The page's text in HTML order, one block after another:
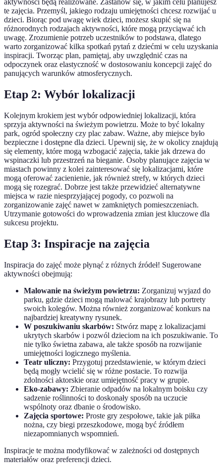
aktywności będą realizowane. Zastanów się, w jakim celu planujesz
te zajęcia. Przemyśl, jakiego rodzaju umiejętności chcesz rozwijać u
dzieci. Biorąc pod uwagę wiek dzieci, możesz skupić się na
różnorodnych rodzajach aktywności, które mogą przyciąwać ich
uwagę. Zrozumienie potrzeb uczestników to podstawa, dlatego
warto zorganizować kilka spotkań pytań z dziećmi w celu uzyskania
inspiracji. Tworząc plan, pamiętaj, aby uwzględnić czas na
odpoczynek oraz elastyczność w dostosowaniu koncepcji zajęć do
panujących warunków atmosferycznych.
Etap 2: Wybór lokalizacji
Kolejnym krokiem jest wybór odpowiedniej lokalizacji, która
sprzyja aktywności na świeżym powietrzu. Może to być lokalny
park, ogród społeczny czy plac zabaw. Ważne, aby miejsce było
bezpieczne i dostępne dla dzieci. Upewnij się, że w okolicy znajdują
się elementy, które mogą wzbogacić zajęcia, takie jak drzewa do
wspinaczki lub przestrzeń na bieganie. Osoby planujące zajęcia w
miastach powinny z kolei zainteresować się lokalizacjami, które
mogą oferować zacienienie, jak również strefy, w których dzieci
mogą się rozegrać. Dobrze jest także przewidzieć alternatywne
miejsca w razie niesprzyjającej pogody, co pozwoli na
zorganizowanie zajęć nawet w zamkniętych pomieszczeniach.
Utrzymanie gotowości do wprowadzenia zmian jest kluczowe dla
sukcesu projektu.
Etap 3: Inspiracje na zajęcia
Inspiracja do zajęć może płynąć z różnych źródeł! Sugerowane
aktywności obejmują:
Malowanie na świeżym powietrzu: Zorganizuj wyjazd do
parku, gdzie dzieci mogą malować krajobrazy lub portrety
swoich kolegów. Można również zorganizować konkurs na
najbardziej kreatywny rysunek.
W poszukiwaniu skarbów: Stwórz mapę z lokalizacjami
ukrytych skarbów i pozwól dzieciom na ich poszukiwanie. To
nie tylko świetna zabawa, ale także sposób na rozwijanie
umiejętności logicznego myślenia.
Teatr uliczny: Przygotuj przedstawienie, w którym dzieci
będą mogły wcielić się w różne postacie. To rozwija
zdolności aktorskie oraz umiejętność pracy w grupie.
Eko-zabawy: Zbieranie odpadów na lokalnym boisku czy
sadzenie roślinności to doskonały sposób na uczucie
wspólnoty oraz dbanie o środowisko.
Zajęcia sportowe: Proste gry zespołowe, takie jak piłka
nożna, czy biegi przeszkodowe, mogą być źródłem
niezapomnianych wspomnień.
Inspiracje te można modyfikować w zależności od dostępnych
materiałów oraz preferencji dzieci.